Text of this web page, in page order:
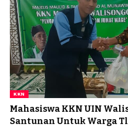
KKN
Mahasiswa KKN UIN
Santunan Untuk Warga